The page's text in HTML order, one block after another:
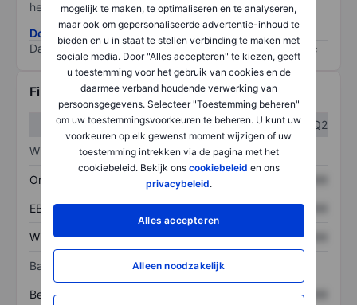
mogelijk te maken, te optimaliseren en te analyseren,
maar ook om gepersonaliseerde advertentie-inhoud te
bieden en u in staat te stellen verbinding te maken met
sociale media. Door "Alles accepteren" te kiezen, geeft
u toestemming voor het gebruik van cookies en de
daarmee verband houdende verwerking van
persoonsgegevens. Selecteer "Toestemming beheren"
om uw toestemmingsvoorkeuren te beheren. U kunt uw
voorkeuren op elk gewenst moment wijzigen of uw
toestemming intrekken via de pagina met het
cookiebeleid. Bekijk ons cookiebeleid en ons
privacybeleid.
Alles accepteren
Alleen noodzakelijk
het grootste risico).
Download de ESG-risicomethodologie
Data provided by
/
Financiële gegevens
Q1
Q2
Winst/verlies
Omzet XXXXXXX
EBITDA XXXXXXX XXXXXXX
Winst XXXXXXX XXXXXXX
Balans
Bezittingen XXXXXXX XXXXXXX